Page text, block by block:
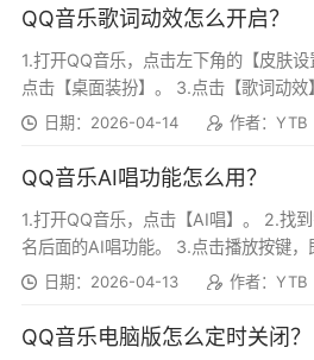
方位的音乐推荐都在这里
4、多终端云同步，设备切
一个帐号，即可实现多终端音
2026乐馆热门内容
1、【商场】周杰伦LEON
线
QQ音乐歌词动效怎么开启？
1.打开QQ音乐，点击左下角的【皮肤设置】。 2.在皮肤
点击【桌面装扮】。 3.点击【歌词动效】，点击【开启歌词动
效】，然后选择想要的歌词动...
日期：2026-04-14 作者：YTB
QQ音乐AI唱功能怎么用？
1.打开QQ音乐，点击【AI唱】。 2.找到需要AI唱的歌曲，点击歌
名后面的AI唱功能。 3.点击播放按键，即可进行试听。 4.如果试听
满意，...
日期：2026-04-13 作者：YTB
QQ音乐电脑版怎么定时关闭？